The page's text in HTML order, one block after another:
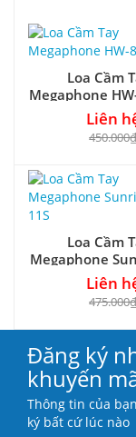
Loa Cầm
Megaphone
Liên
Loa Cầm
Megaphone
11S
Liên
Đăng ký
khuyến
Thông tin của
ký bất cứ lúc nào